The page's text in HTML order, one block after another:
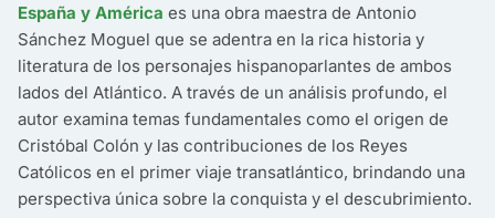
España y América es una obra maestra de Antonio
Sánchez Moguel que se adentra en la rica historia y
literatura de los personajes hispanoparlantes de ambos
lados del Atlántico. A través de un análisis profundo, el
autor examina temas fundamentales como el origen de
Cristóbal Colón y las contribuciones de los Reyes
Católicos en el primer viaje transatlántico, brindando una
perspectiva única sobre la conquista y el descubrimiento.